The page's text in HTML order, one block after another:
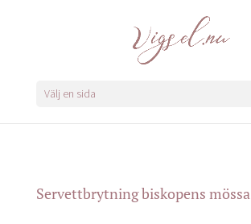
Välj en sida
Servettbrytning biskopens mössa